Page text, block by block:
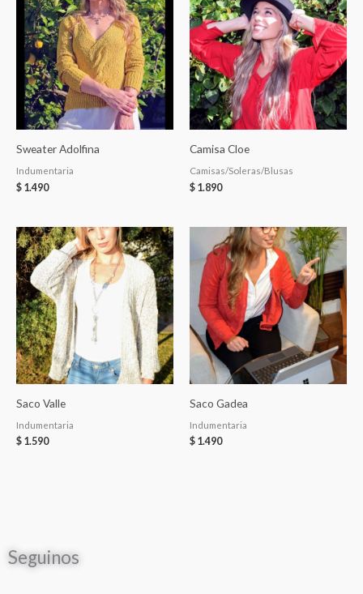
Sweater Adolfina
Indumentaria
$ 1.490
Camisa Cloe
Camisas/Soleras/Blusas
$ 1.890
Saco Valle
Indumentaria
$ 1.590
Saco Gadea
Indumentaria
$ 1.490
Seguinos